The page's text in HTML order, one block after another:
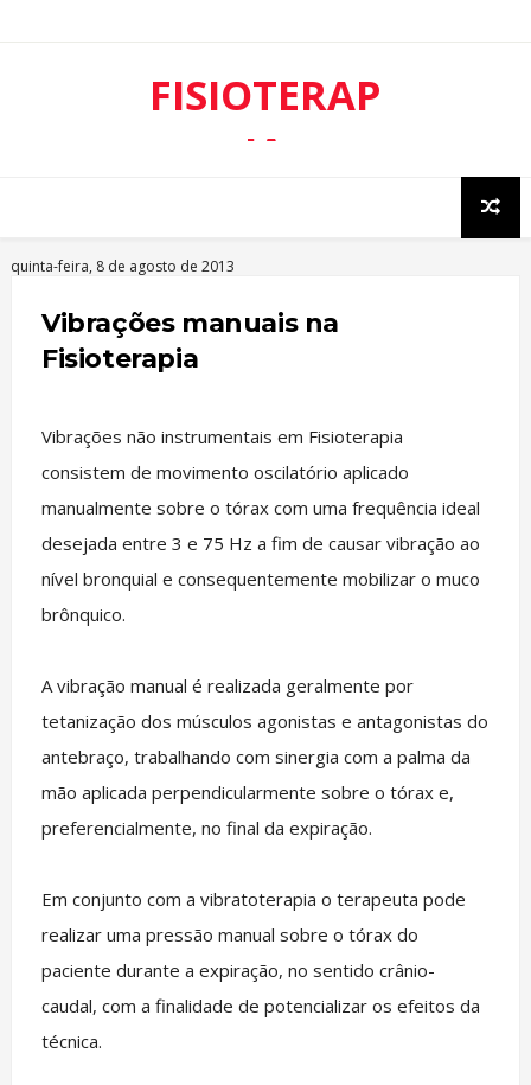
FISIOTERAP
IA
RIA
quinta-feira, 8 de agosto de 2013
Vibrações manuais na
Fisioterapia
Vibrações não instrumentais em Fisioterapia
consistem de movimento oscilatório aplicado
manualmente sobre o tórax com uma frequência ideal
desejada entre 3 e 75 Hz a fim de causar vibração ao
nível bronquial e consequentemente mobilizar o muco
brônquico.
A vibração manual é realizada geralmente por
tetanização dos músculos agonistas e antagonistas do
antebraço, trabalhando com sinergia com a palma da
mão aplicada perpendicularmente sobre o tórax e,
preferencialmente, no final da expiração.
Em conjunto com a vibratoterapia o terapeuta pode
realizar uma pressão manual sobre o tórax do
paciente durante a expiração, no sentido crânio-
caudal, com a finalidade de potencializar os efeitos da
técnica.